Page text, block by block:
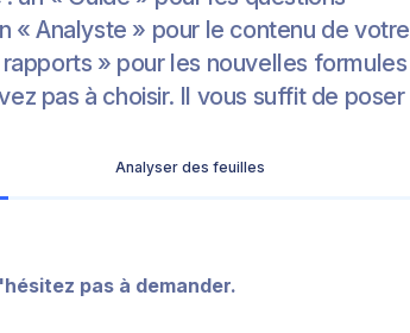
« Analyste » pour le contenu de votre
» pour les nouvelles formules
pas à choisir. Il vous suffit de poser
Analyser des feuilles
pas à demander.